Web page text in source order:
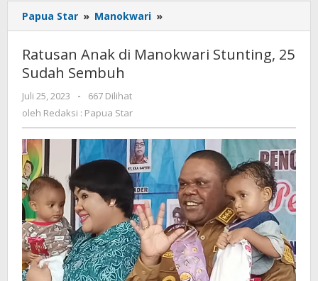
Papua Star » Manokwari »
Anak
Manokwari
Ratusan Anak di Manokwari Stunting, 25
Sudah Sembuh
Juli 25, 2023
oleh
Redaksi
Star
-
667 Dilihat
oleh Redaksi : Papua Star